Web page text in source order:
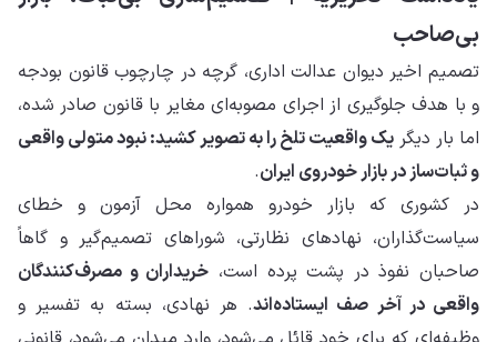
بی‌صاحب
تصمیم اخیر دیوان عدالت اداری، گرچه در چارچوب قانون بودجه
و با هدف جلوگیری از اجرای مصوبه‌ای مغایر با قانون صادر شده،
اما بار دیگر یک واقعیت تلخ را به تصویر کشید: نبود متولی واقعی
و ثبات‌ساز در بازار خودروی ایران.
در کشوری که بازار خودرو همواره محل آزمون و خطای
سیاست‌گذاران، نهادهای نظارتی، شوراهای تصمیم‌گیر و گاهاً
صاحبان نفوذ در پشت پرده است، خریداران و مصرف‌کنندگان
واقعی در آخر صف ایستاده‌اند. هر نهادی، بسته به تفسیر و